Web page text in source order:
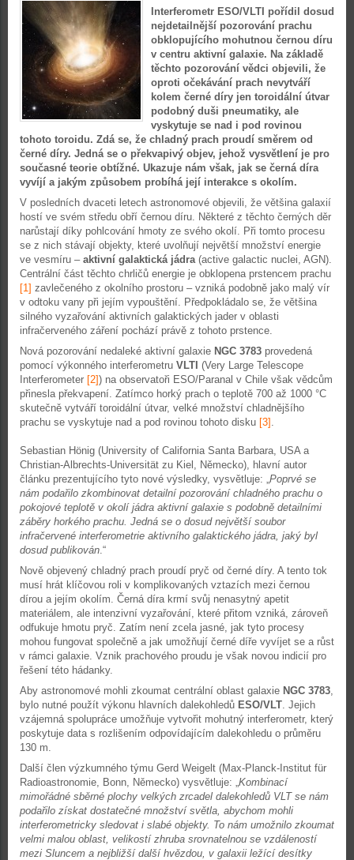
Interferometr ESO/VLTI pořídil dosud
nejdetailnější pozorování prachu
obklopujícího mohutnou černou díru
v centru aktivní galaxie. Na základě
těchto pozorování vědci objevili, že
oproti očekávání prach nevytváří
kolem černé díry jen toroidální útvar
podobný duši pneumatiky, ale
vyskytuje se nad i pod rovinou
tohoto toroidu. Zdá se, že chladný prach proudí směrem od
černé díry. Jedná se o překvapivý objev, jehož vysvětlení je pro
současné teorie obtížné. Ukazuje nám však, jak se černá díra
vyvíjí a jakým způsobem probíhá její interakce s okolím.
V posledních dvaceti letech astronomové objevili, že většina galaxií
hostí ve svém středu obří černou díru. Některé z těchto černých děr
narůstají díky pohlcování hmoty ze svého okolí. Při tomto procesu
se z nich stávají objekty, které uvolňují největší množství energie
ve vesmíru – aktivní galaktická jádra(active galactic nuclei, AGN).
Centrální část těchto chrličů energie je obklopena prstencem prachu
[1] zavlečeného z okolního prostoru – vzniká podobně jako malý vír
v odtoku vany při jejím vypouštění. Předpokládalo se, že většina
silného vyzařování aktivních galaktických jader v oblasti
infračerveného záření pochází právě z tohoto prstence.
Nová pozorování nedaleké aktivní galaxie NGC 3783 provedená
pomocí výkonného interferometru VLTI (Very Large Telescope
Interferometer [2]) na observatoři ESO/Paranal v Chile však vědcům
přinesla překvapení. Zatímco horký prach o teplotě 700 až 1000 °C
skutečně vytváří toroidální útvar, velké množství chladnějšího
prachu se vyskytuje nad a pod rovinou tohoto disku [3] .
Sebastian Hönig (University of California Santa Barbara, USA a
Christian-Albrechts-Universität zu Kiel, Německo), hlavní autor
článku prezentujícího tyto nové výsledky, vysvětluje: „Poprvé se
nám podařilo zkombinovat detailní pozorování chladného prachu o
pokojové teplotě v okolí jádra aktivní galaxie s podobně detailními
záběry horkého prachu. Jedná se o dosud největší soubor
infračervené interferometrie aktivního galaktického jádra, jaký byl
dosud publikován.“
Nově objevený chladný prach proudí pryč od černé díry. A tento tok
musí hrát klíčovou roli v komplikovaných vztazích mezi černou
dírou a jejím okolím. Černá díra krmí svůj nenasytný apetit
materiálem, ale intenzivní vyzařování, které přitom vzniká, zároveň
odfukuje hmotu pryč. Zatím není zcela jasné, jak tyto procesy
mohou fungovat společně a jak umožňují černé díře vyvíjet se a růst
v rámci galaxie. Vznik prachového proudu je však novou indicií pro
řešení této hádanky.
Aby astronomové mohli zkoumat centrální oblast galaxie NGC 3783,
bylo nutné použít výkonu hlavních dalekohledů ESO/VLT. Jejich
vzájemná spolupráce umožňuje vytvořit mohutný interferometr, který
poskytuje data s rozlišením odpovídajícím dalekohledu o průměru
130 m.
Další člen výzkumného týmu Gerd Weigelt (Max-Planck-Institut für
Radioastronomie, Bonn, Německo) vysvětluje: „Kombinací
mimořádné sběrné plochy velkých zrcadel dalekohledů VLT se nám
podařilo získat dostatečné množství světla, abychom mohli
interferometricky sledovat i slabé objekty. To nám umožnilo zkoumat
velmi malou oblast, velikostí zhruba srovnatelnou se vzdáleností
mezi Sluncem a nejbližší další hvězdou, v galaxii ležící desítky